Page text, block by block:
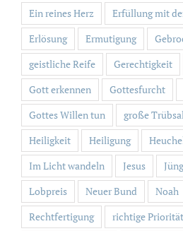
Ein reines Herz
Erfüllung mit
Erlösung
Ermutigung
geistliche Reife
Gerechtigkeit
Gott erkennen
Gottesfurcht
Gottes Willen tun
große
Heiligkeit
Heiligung
Im Licht wandeln
Jesus
Lobpreis
Neuer Bund Noah
Rechtfertigung
richtige